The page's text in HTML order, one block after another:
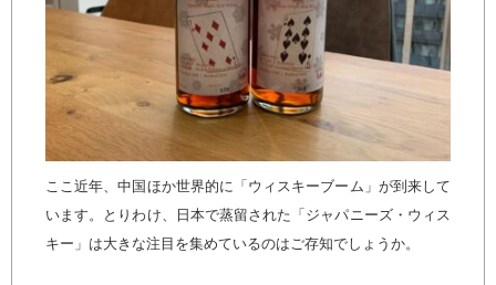
ここ近年、中国ほか世界的に「ウィスキーブーム」が到来して
います。とりわけ、日本で蒸留された「ジャパニーズ・ウィス
キー」は大きな注目を集めているのはご存知でしょうか。